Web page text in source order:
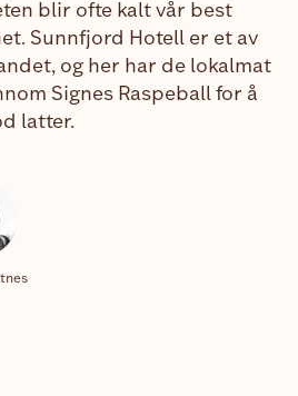
blir ofte kalt vår best
Sunnfjord Hotell er et av
og her har de lokalmat
Signes Raspeball for å
latter.